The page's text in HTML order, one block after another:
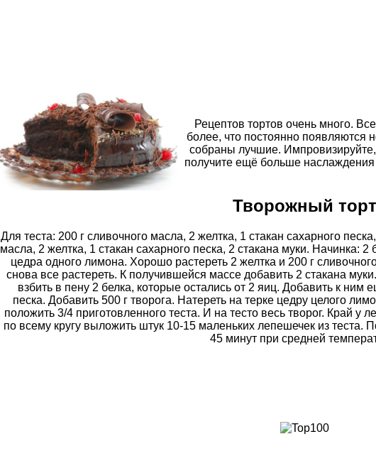
Рецептов тортов очень много.
более, что постоянно появляются
собраны лучшие. Импровизируйте,
получите ещё больше наслаждения
Творожный торт
Для теста: 200 г сливочного масла, 2 желтка, 1 стакан сахарного
масла, 2 желтка, 1 стакан сахарного песка, 2 стакана муки. Начинка: 2
цедра одного лимона. Хорошо растереть 2 желтка и 200 г
снова все растереть. К получившейся массе добавить 2 стакана
взбить в пену 2 белка, которые остались от 2 яиц. Добавить к ним
песка. Добавить 500 г творога. Натереть на терке цедру целого
положить 3/4 приготовленного теста. И на тесто весь творог. Край у
по всему кругу выложить штук 10-15 маленьких лепешечек из теста.
45 минут при средней